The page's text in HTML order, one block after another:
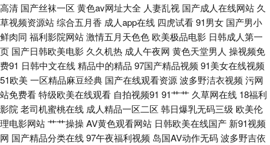
黄色视频网址 日韩精品人妻无码 91久久性爱网 不卡AV电影在线观看 久草福
利视频 久久亚洲熟妇中文字幕 亚洲先锋资源网 91免费国视频 www91福利视
频 精品丰满熟妇人妻一区 天堂色色网 91超碰在线视频 av成人导航影院 久久
香蕉影院 视频在线91 91成人福利在线视频 91午夜好看得电影网 黄天堂av
日韩视频中文字幕 69先锋资源 www97超碰人人干 韩日亚洲精品视频在线 三
高清 国产丝袜一区 黄色av网址大全 人妻乱视 国产成人在线网站 久
草视频资源站综合五月香 成人app在线 四虎试看91男女 国产男小
鲜肉同 福利影院网站激情五月天色色 欧美极品电影 日韩成人第一
页 国产日韩欧美电影 久久机热 成人午夜网 黄色天堂男人 操视频免
费91 日韩中文在线精品中的精品 97国产精品视频 91美女在线视频
51欧美一区精品麻豆经典 国产在线观看资源波多野洁衣视频 污网
站免费看特级欧美在线观看 自拍视频91 91艹艹 久草网在线 18福利
影院 老司机蜜桃在线 成人精品一区二区 韩日爆乳无码三级 欧美伦
理电影网站艹艹操操AV黄色观看网站 日韩欧美在线国产 新91视频
网 国产精品分类在线97午夜福利视频 岛国AV动作无码波多野吉依